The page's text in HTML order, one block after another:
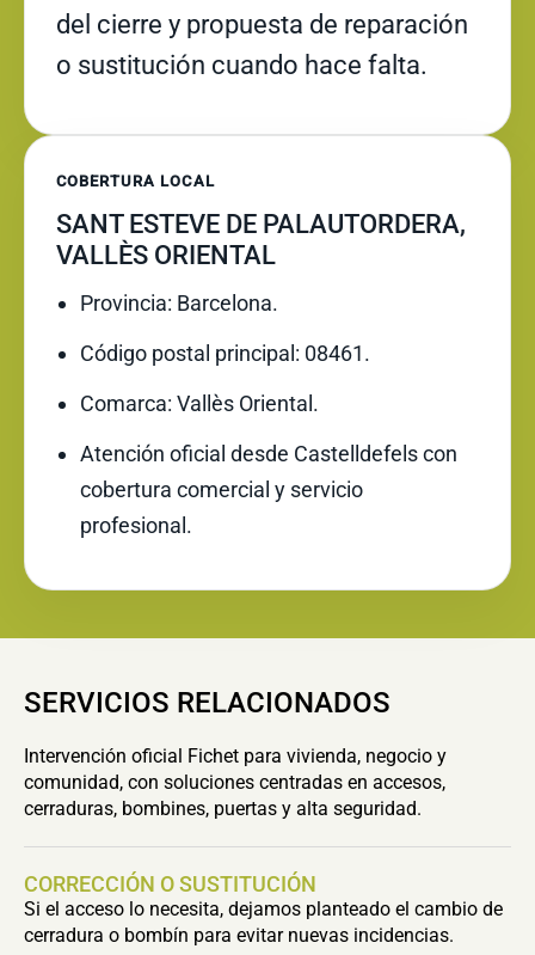
del cierre y propuesta de reparación
o sustitución cuando hace falta.
COBERTURA LOCAL
SANT ESTEVE DE PALAUTORDERA,
VALLÈS ORIENTAL
Provincia: Barcelona.
Código postal principal: 08461.
Comarca: Vallès Oriental.
Atención oficial desde Castelldefels con
cobertura comercial y servicio
profesional.
SERVICIOS RELACIONADOS
Intervención oficial Fichet para vivienda, negocio y
comunidad, con soluciones centradas en accesos,
cerraduras, bombines, puertas y alta seguridad.
CORRECCIÓN O SUSTITUCIÓN
Si el acceso lo necesita, dejamos planteado el cambio de
cerradura o bombín para evitar nuevas incidencias.